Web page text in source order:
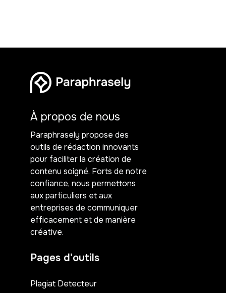
À propos de nous
Paraphrasely propose des
outils de rédaction innovants
pour faciliter la création de
contenu soigné. Forts de notre
confiance, nous permettons
aux particuliers et aux
entreprises de communiquer
efficacement et de manière
créative.
Pages d'outils
Plagiat Detecteur